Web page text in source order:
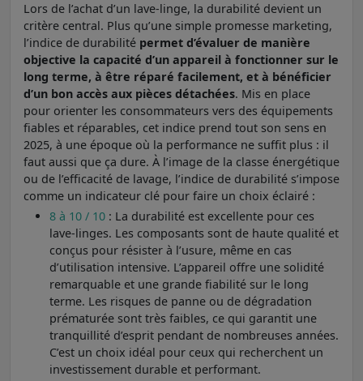
Lors de l’achat d’un lave-linge, la durabilité devient un
critère central. Plus qu’une simple promesse marketing,
l’indice de durabilité permet d’évaluer de manière
objective la capacité d’un appareil à fonctionner sur le
long terme, à être réparé facilement, et à bénéficier
d’un bon accès aux pièces détachées. Mis en place
pour orienter les consommateurs vers des équipements
fiables et réparables, cet indice prend tout son sens en
2025, à une époque où la performance ne suffit plus : il
faut aussi que ça dure. À l’image de la classe énergétique
ou de l’efficacité de lavage, l’indice de durabilité s’impose
comme un indicateur clé pour faire un choix éclairé :
8 à 10 / 10 : La durabilité est excellente pour ces
lave-linges. Les composants sont de haute qualité et
conçus pour résister à l’usure, même en cas
d’utilisation intensive. L’appareil offre une solidité
remarquable et une grande fiabilité sur le long
terme. Les risques de panne ou de dégradation
prématurée sont très faibles, ce qui garantit une
tranquillité d’esprit pendant de nombreuses années.
C’est un choix idéal pour ceux qui recherchent un
investissement durable et performant.